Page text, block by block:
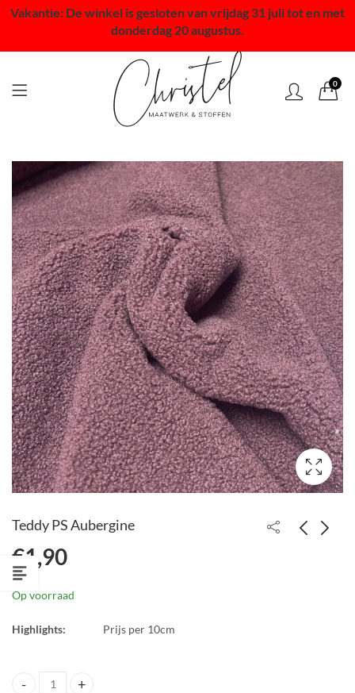
Vakantie: De winkel is gesloten van vrijdag 31 juli tot en met
donderdag 20 augustus.
0
Teddy PS Aubergine
€1,90
Op voorraad
Highlights: Prijs per 10cm